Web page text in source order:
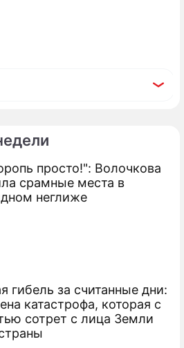
просто!": Волочкова
срамные места в
неглиже
гибель за считанные дни:
катастрофа, которая с
сотрет с лица Земли
звезд обзавелся
Дубае